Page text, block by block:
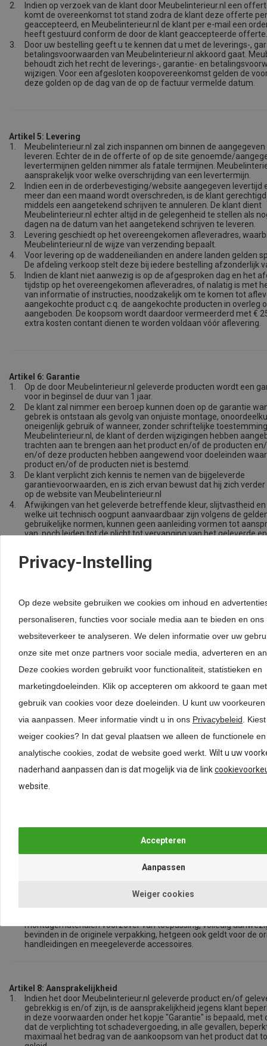
2.
Indien op verzoek van de klant door Meubelinterieur.nl een
komt de overeenkomst tot stand zodra de klant deze offerte
geaccepteerd, en Meubelinterieur.nl de klant per e-mail een
heeft gestuurd conform de door de klant geaccepteerde offerte.
3.
Door uw bestelling geeft u te kennen dat u met de leverings-,
betalingsvoorwaarden van Meubelinterieur.nl akkoord gaat.
behoudt zich het recht de leverings-, garantie- en
wijzigen. Voor een afgesloten koopovereenkomst gelden de
deze golden op de dag van de op de factuur vermelde datum.
Artikel 5: Levering
1.
Meubelinterieur.nl zal zich inspannen om binnen de
leveren. Echter de in de offerte of op de site genoemde/
levertermijnen gelden nimmer als fatale termijnen.
aansprakelijk voor welke overschrijding van een levertermijn.
2.
Indien een in de orderbevestiging/website aangegeven levertijd
meer dan een maand wordt overschreden, is de klant
middels een aangetekend schrijven te annuleren. De klant dient
Meubelinterieur.nl echter altijd in de gelegenheid te stellen als
dagen na de datum van het aangetekend schrijven te leveren.
3.
Levering geschiedt op het overeengekomen afleveradres,
Meubelinterieur.nl de wijze van verzending bepaalt.
4.
Voor levering op de waddeneilianden en andere landen gelden
De afdeling verkoop stelt deze bij iedere bestelling afzonderlijk
5.
Indien de klant niet aanwezig is op de afgesproken dag en het
tijdstip op het overeengekomen afleveradres, of nalatig is met
van informatie of instructies, noodzakelijk om te komen tot
aangekochte product c.q. de aangekochte producten in overleg
aangeboden. De koopsom wordt daardoor vermeerderd met €
extra kosten contant dienen te worden voldaan vóór aflevering.
Artikel 6: Garantie
1.
Op de door Meubelinterieur.nl geleverde producten wordt een
voor in beginsel de duur van 1 jaar.
2.
De klant zal nimmer een beroep kunnen doen op de garantie
gebrek is ontstaan als gevolg van onjuiste montage,
oneigenlijk gebruik of wanneer, zonder schriftelijke
Meubelinterieur.nl, de klant of derden wijzigingen hebben
trachten aan te brengen aan het product en/of de producten
en/of deze producten hebben aangewend voor doeleinden
product en/of de producten niet is bestemd.
3.
De klant verplicht zich kennis te nemen van de bijgeleverde
garantievoorwaarden, en is zich ervan bewust dat hij zich
op de website van Meubelinterieur.nl
4.
Afwijkingen van het geleverde betreffende kleur, slijtvastheid en
welke uit technisch oogpunt aanvaardbaar zijn volgens de
gebruikelijke normen, kunnen geen aanleiding vormen tot
van, noch leiden tot de plicht tot vervanging van het geleverde
De klant dient bij levering van het product en/of de producten
geleverde te controleren op zichtbare gebreken, en/of het
overeenkomst overeenstemt.
Reclames over zichtbare gebreken en/of niet-levering conform
na levering schriftelijk te geschieden.
In geval van tijdige reclamatie heeft de klant niet het recht haar
betalingsverplichtingen op te schorten.
Alle reclames, van welke aard ook, kunnen slechts aanleiding
restitutie van de aankoopsom.
Indien u een product om welke reden dan ook niet wenst af te
het recht het product binnen zeven (7) werkdagen na aflevering
meubelinterieur.nl te retourneren en de overeenkomst te
factuurbedrag wordt geretourneerd minus de retourkosten ( €
retour wordt dus altijd € 15,00 in mindering gebracht. Wanneer
verzendkosten hoger zijn dan € 15,00 gebeurt dit in overleg met
specificaties van de koper
- de verpakking van het product onbeschadigd is
- in de originele verpakking en in originele staat zijn
- het een niet speciaal besteld product is
montagematerialen voorzover van toepassing, volledig
bevinden in de originele verpakking, hetgeen ook geldt voor de
handleidingen en meegeleverde accessoires.
Artikel 8: Aansprakelijkheid
1.
Indien het door Meubelinterieur.nl geleverde product en/of
gebrekkig is en/of zijn, is de aansprakelijkheid jegens klant
in deze voorwaarden onder het kopje "Garantie" is bepaald, met
dat de verplichting tot schadevergoeding, in alle gevallen,
maximaal het bedrag van de aankoopsom van het product dat
Privacy-Instelling
Op deze website gebruiken we cookies om inhoud en
personaliseren, functies voor sociale media aan te bieden en ons
websiteverkeer te analyseren. We delen informatie over uw
onze site met onze partners voor sociale media, adverteren en
Deze cookies worden gebruikt voor functionaliteit, statistieken en
marketingdoeleinden. Klik op accepteren om akkoord te gaan
gebruik van cookies voor deze doeleinden. U kunt uw
via aanpassen.
Meer informatie vindt u in ons Privacybeleid .
weiger cookies? In dat geval plaatsen we alleen de functionele
analytische cookies, zodat de website goed werkt. Wilt u uw
naderhand aanpassen dan is dat mogelijk via de link
website.
Weiger cookies